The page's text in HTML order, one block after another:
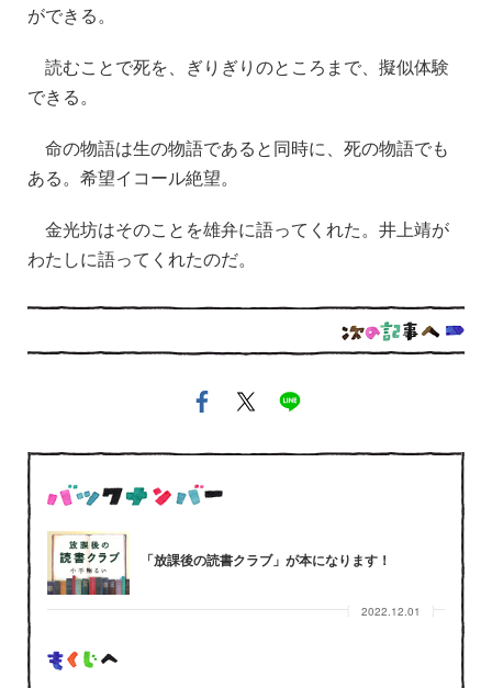
ができる。
読むことで死を、ぎりぎりのところまで、擬似体験
できる。
命の物語は生の物語であると同時に、死の物語でも
ある。希望イコール絶望。
金光坊はそのことを雄弁に語ってくれた。井上靖が
わたしに語ってくれたのだ。
「放課後の読書クラブ」が本になります！
2022.12.01